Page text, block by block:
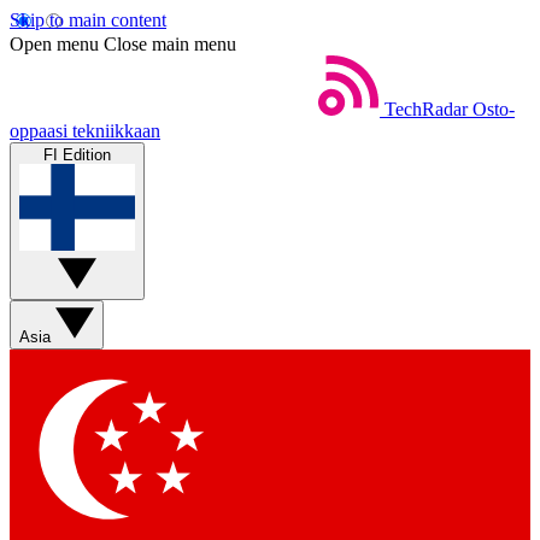
Skip to main content
Open menu Close main menu
TechRadar Osto-
oppaasi tekniikkaan
FI Edition
Asia